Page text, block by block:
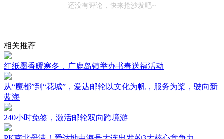
还没有评论，快来抢沙发吧~
相关推荐
红纸墨香暖寒冬，广鹿岛镇举办书春送福活动
从“魔都”到“花城”，爱达邮轮以文化为帆，服务为桨，驶向新
蓝海
240小时免签，激活邮轮双向跨境游